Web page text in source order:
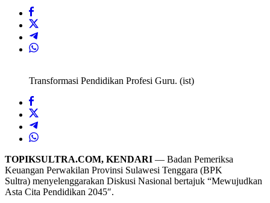
Transformasi Pendidikan Profesi Guru. (ist)
TOPIKSULTRA.COM, KENDARI — Badan Pemeriksa
Keuangan Perwakilan Provinsi Sulawesi Tenggara (BPK
Sultra) menyelenggarakan Diskusi Nasional bertajuk “Mewujudkan
Asta Cita Pendidikan 2045″.